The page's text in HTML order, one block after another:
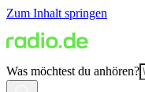
Zum Inhalt springen
Was möchtest du anhören?